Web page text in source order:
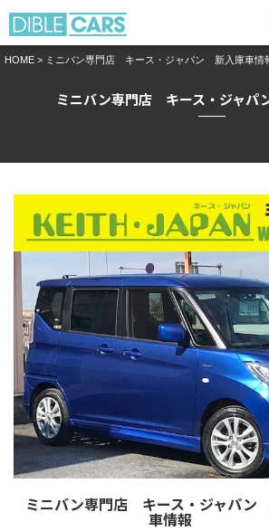
HOME > ミニバン専門店 キース・ジャパン 新入庫車情
ミニバン専門店 キース・ジャパ
ミニバン専門店 キース・ジャパ
車情報